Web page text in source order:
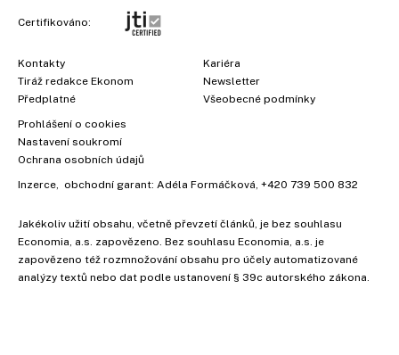
Certifikováno:
Kontakty
Tiráž redakce Ekonom
Předplatné
Kariéra
Newsletter
Všeobecné podmínky
Prohlášení o cookies
Nastavení soukromí
Ochrana osobních údajů
Inzerce , obchodní garant: Adéla Formáčková +420 739 500 832
Jakékoliv užití obsahu, včetně převzetí článků, je bez souhlasu
Economia, a.s. zapovězeno. Bez souhlasu Economia, a.s. je
zapovězeno též rozmnožování obsahu pro účely automatizované
analýzy textů nebo dat podle ustanovení § 39c autorského zákona.